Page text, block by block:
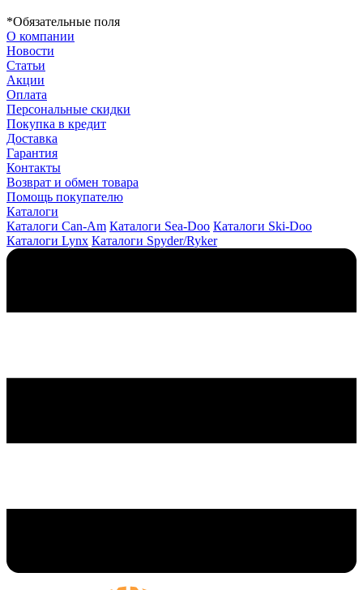
*Обязательные поля
О компании
Новости
Статьи
Акции
Оплата
Персональные скидки
Покупка в кредит
Доставка
Гарантия
Контакты
Возврат и обмен товара
Помощь покупателю
Каталоги
Каталоги Can-Am Каталоги Sea-Doo Каталоги Ski-Doo
Каталоги Lynx Каталоги Spyder/Ryker